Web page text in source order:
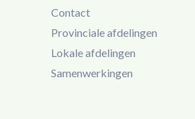
Contact
Provinciale afdelingen
Lokale afdelingen
Samenwerkingen